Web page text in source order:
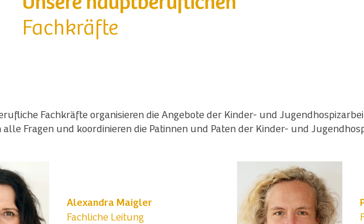
Fachkräfte
Fachkräfte organisieren die Angebote der Kinder- und
Fragen und koordinieren die Patinnen und Paten der Kinder- und
Alexandra Maigler
Fachliche Leitung